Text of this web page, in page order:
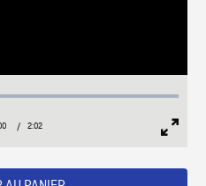
/ Duration
2:02